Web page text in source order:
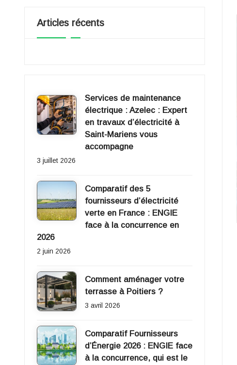
e
r
2
0
1
1
Articles récents
Services de maintenance
électrique : Azelec : Expert
en travaux d’électricité à
Saint-Mariens vous
accompagne
3 juillet 2026
Comparatif des 5
fournisseurs d’électricité
verte en France : ENGIE
face à la concurrence en
2026
2 juin 2026
Comment aménager votre
terrasse à Poitiers ?
3 avril 2026
Comparatif Fournisseurs
d’Énergie 2026 : ENGIE face
à la concurrence, qui est le